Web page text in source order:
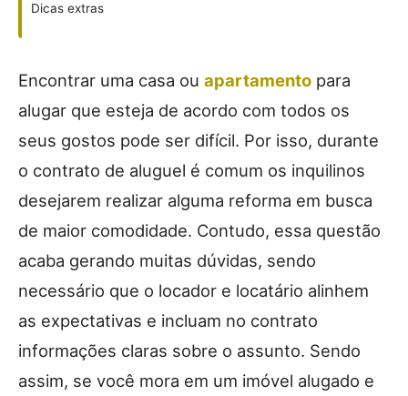
Dicas extras
Encontrar uma casa ou apartamento para
alugar que esteja de acordo com todos os
seus gostos pode ser difícil. Por isso, durante
o contrato de aluguel é comum os inquilinos
desejarem realizar alguma reforma em busca
de maior comodidade. Contudo, essa questão
acaba gerando muitas dúvidas, sendo
necessário que o locador e locatário alinhem
as expectativas e incluam no contrato
informações claras sobre o assunto. Sendo
assim, se você mora em um imóvel alugado e